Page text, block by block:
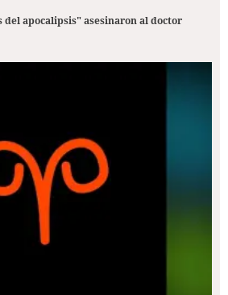
del apocalipsis" asesinaron al doctor